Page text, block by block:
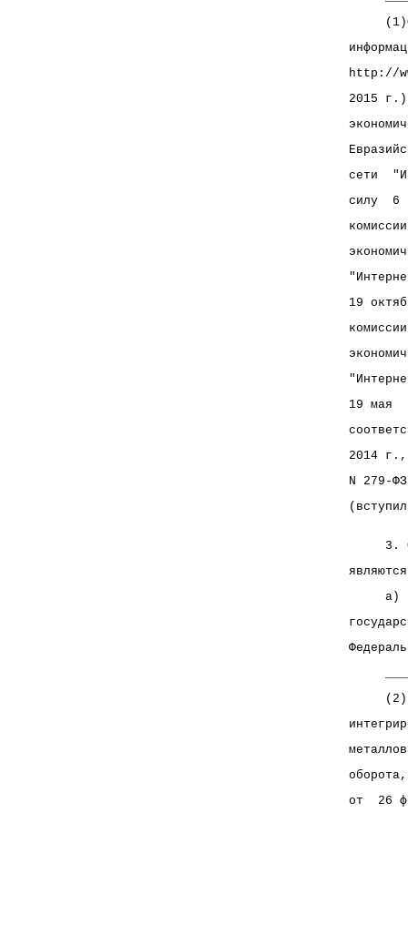
http://
2015
сети
силу  6
19
19 мая
2014 г.,
N 279-
3.
а)
от  26